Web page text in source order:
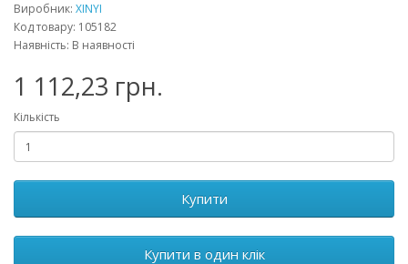
Виробник: XINYI
Код товару: 105182
Наявність: В наявності
1 112,23 грн.
Кількість
Купити
Купити в один клік